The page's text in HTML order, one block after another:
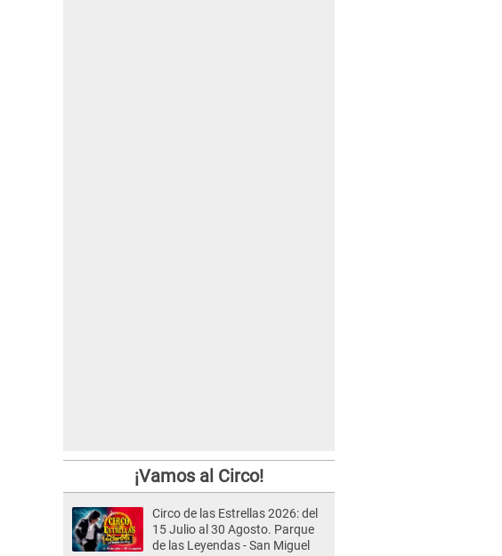
¡Vamos al Circo!
Circo de las Estrellas 2026: del
15 Julio al 30 Agosto. Parque
de las Leyendas - San Miguel